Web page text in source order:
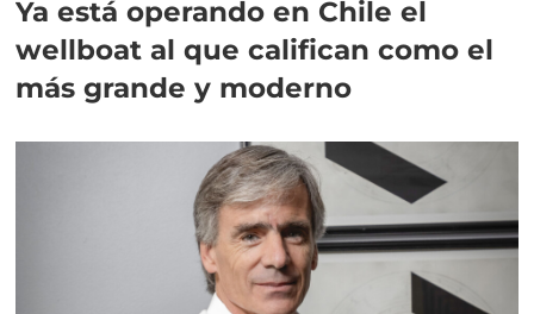
Ya está operando en Chile el
wellboat al que califican como el
más grande y moderno